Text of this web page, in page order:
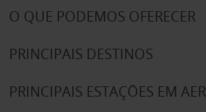
O QUE PODEMOS OFERECER
PRINCIPAIS DESTINOS
PRINCIPAIS ESTAÇÕES EM